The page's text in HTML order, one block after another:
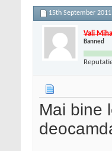
15th September 2011,
Vali
Banned
Mai bine